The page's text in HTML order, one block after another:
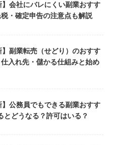
】会社にバレにくい副業おすす
・確定申告の注意点も解説
】副業転売（せどり）のおすす
入れ先・儲かる仕組みと始め
】公務員でもできる副業おすす
とどうなる？許可はいる？